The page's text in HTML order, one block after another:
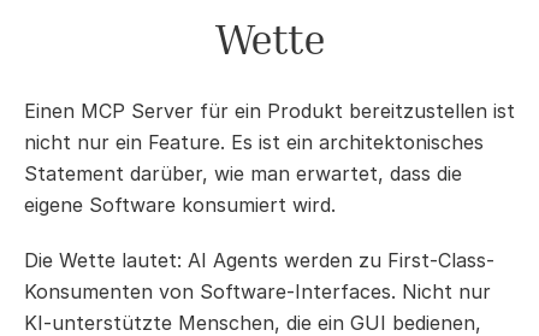
Wette
Einen MCP Server für ein Produkt bereitzustellen ist
nicht nur ein Feature. Es ist ein architektonisches
Statement darüber, wie man erwartet, dass die
eigene Software konsumiert wird.
Die Wette lautet: AI Agents werden zu First-Class-
Konsumenten von Software-Interfaces. Nicht nur
KI-unterstützte Menschen, die ein GUI bedienen,